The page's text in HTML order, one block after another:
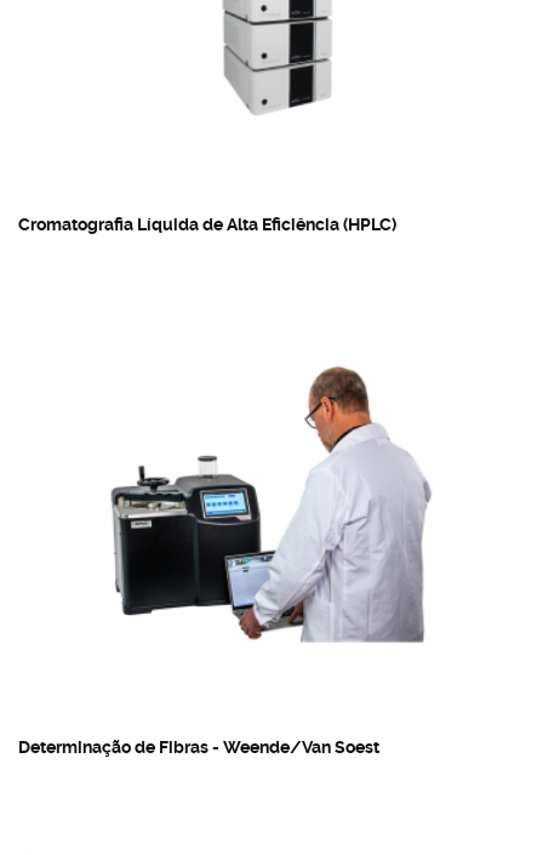
Cromatografia Líquida de Alta Eficiência (HPLC)
Determinação de Fibras - Weende/Van Soest